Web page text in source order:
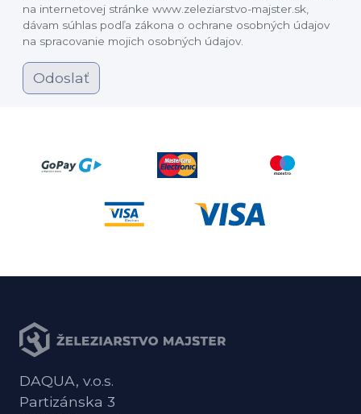
na internetovej stránke www.zeleziarstvo-majster.sk,
dávam súhlas podľa zákona o ochrane osobných údajov
na spracovanie mojich osobných údajov.
Odoslať
DAQUA, v.o.s.
Partizánska 3